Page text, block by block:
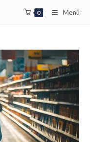
0 Menü